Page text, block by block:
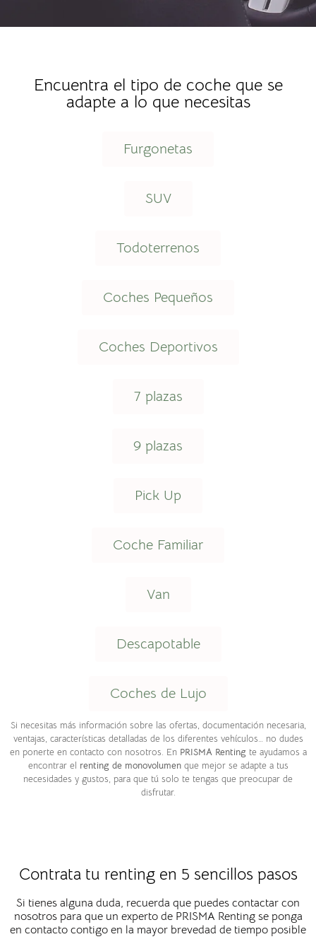
Encuentra el tipo de coche que se
adapte a lo que necesitas
Furgonetas
SUV
Todoterrenos
Coches Pequeños
Coches Deportivos
7 plazas
9 plazas
Pick Up
Coche Familiar
Van
Descapotable
Coches de Lujo
Si necesitas más información sobre las ofertas, documentación necesaria,
ventajas, características detalladas de los diferentes vehículos… no dudes
en ponerte en contacto con nosotros. En PRISMA Renting te ayudamos a
encontrar el renting de monovolumen que mejor se adapte a tus
necesidades y gustos, para que tú solo te tengas que preocupar de
disfrutar.
Contrata tu renting en 5 sencillos pasos
Si tienes alguna duda, recuerda que puedes contactar con
nosotros para que un experto de PRISMA Renting se ponga
en contacto contigo en la mayor brevedad de tiempo posible